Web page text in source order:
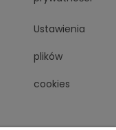
Ustawienia
plików
cookies